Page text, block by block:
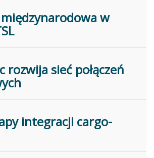
w
rozwija sieć połączeń
integracji cargo-